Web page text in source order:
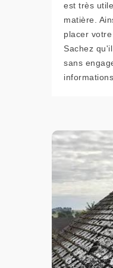
est très
matière.
placer
Sachez
sans